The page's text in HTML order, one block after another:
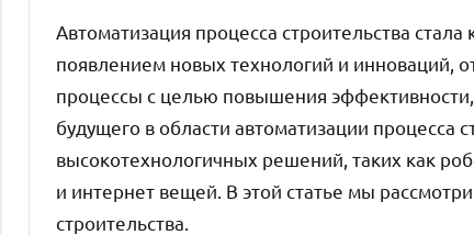
Автоматизация процесса строительства
появлением новых технологий и инноваций,
процессы с целью повышения
будущего в области автоматизации процесса
высокотехнологичных решений, таких как
и интернет вещей. В этой статье мы
строительства.